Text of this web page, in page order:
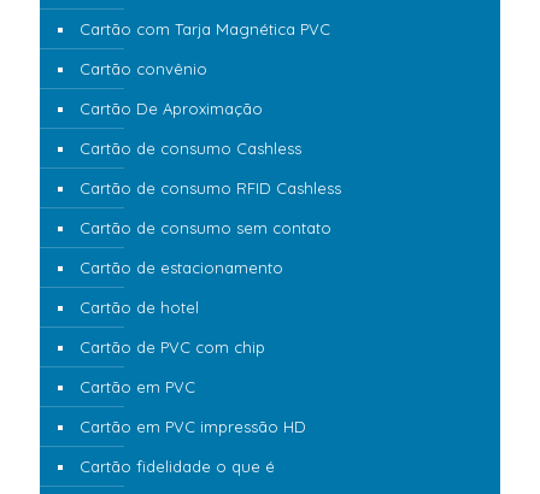
Cartão com Tarja Magnética PVC
Cartão convênio
Cartão De Aproximação
Cartão de consumo Cashless
Cartão de consumo RFID Cashless
Cartão de consumo sem contato
Cartão de estacionamento
Cartão de hotel
Cartão de PVC com chip
Cartão em PVC
Cartão em PVC impressão HD
Cartão fidelidade o que é